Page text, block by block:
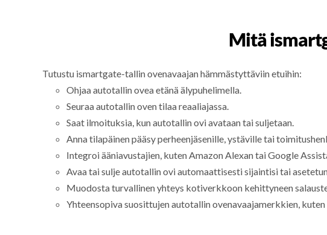
Mitä
Tutustu ismartgate-tallin ovenavaajan hämmästyttäviin etuihin:
Ohjaa autotallin ovea etänä älypuhelimella.
Seuraa autotallin oven tilaa reaaliajassa.
Saat ilmoituksia, kun autotallin ovi avataan tai suljetaan.
Anna tilapäinen pääsy perheenjäsenille, ystäville tai
Integroi ääniavustajien, kuten Amazon Alexan tai Google
Avaa tai sulje autotallin ovi automaattisesti sijaintisi tai
Muodosta turvallinen yhteys kotiverkkoon kehittyneen
Yhteensopiva suosittujen autotallin ovenavaajamerkkien,